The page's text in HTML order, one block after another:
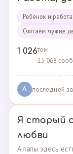
Ребенок и работа
Считаем чужие
1 026тем
15 068
A последней
Я старый
любви
А папы здесь